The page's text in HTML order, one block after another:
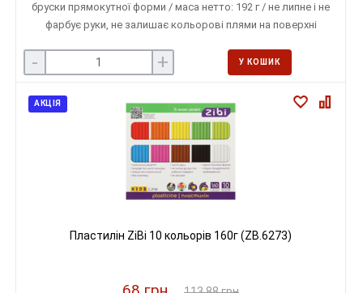
бруски прямокутної форми / маса нетто: 192 г / не липне і не
фарбує руки, не залишає кольорові плями на поверхні
- + У КОШИК
АКЦІЯ
Пластилін ZiBi 10 кольорів 160г (ZB.6273)